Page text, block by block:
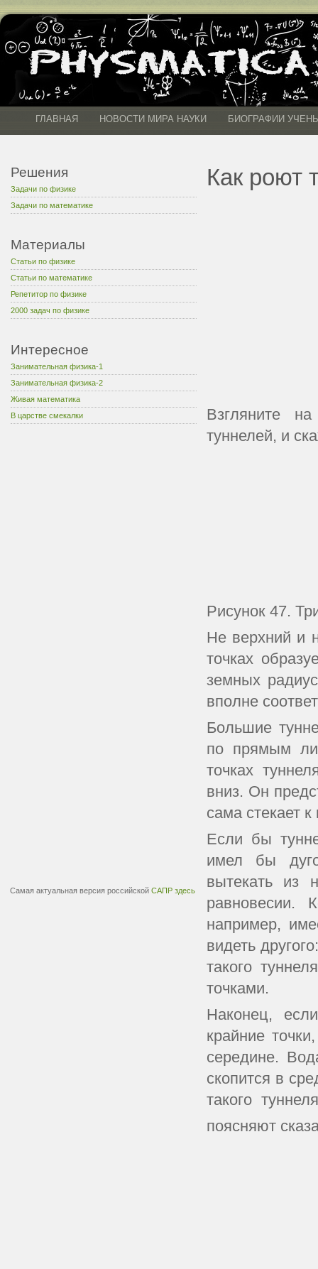
ГЛАВНАЯ НОВОСТИ МИРА НАУКИ БИОГРАФИИ
Решения
Задачи по физике
Задачи по математике
Материалы
Статьи по физике
Статьи по математике
Репетитор по физике
2000 задач по физике
Интересное
Занимательная физика-1
Занимательная физика-2
Живая математика
В царстве смекалки
Самая актуальная версия российской САПР здесь
Как роют
Взгляните
туннелей, и
Рисунок 47.
Не верхний и
точках
земных
вполне
Большие
по прямым
точках
вниз. Он
сама стекает
Если бы
имел бы
вытекать из
равновесии.
например,
видеть
такого
точками.
Наконец,
крайние
середине.
скопится в
такого
поясняют